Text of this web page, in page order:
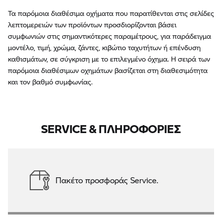
Τα παρόμοια διαθέσιμα οχήματα που παρατίθενται στις σελίδες
λεπτομερειών των προϊόντων προσδιορίζονται βάσει
συμφωνιών στις σημαντικότερες παραμέτρους, για παράδειγμα
μοντέλο, τιμή, χρώμα, ζάντες, κιβώτιο ταχυτήτων ή επένδυση
καθισμάτων, σε σύγκριση με το επιλεγμένο όχημα. Η σειρά των
παρόμοια διαθέσιμων οχημάτων βασίζεται στη διαθεσιμότητα
και τον βαθμό συμφωνίας.
SERVICE & ΠΛΗΡΟΦΟΡΙΕΣ
Πακέτο προσφοράς Service.